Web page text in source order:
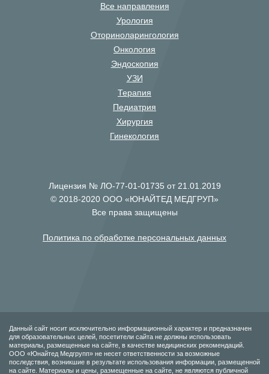
Все направления
Урология
Оториноларингология
Онкология
Эндоскопия
УЗИ
Терапия
Педиатрия
Хирургия
Гинекология
Лицензия № ЛО-77-01-01735 от 21.01.2019
© 2018-2020 ООО «ЮНАЙТЕД МЕДГРУП»
Все права защищены
Политика по обработке персональных данных
Данный сайт носит исключительно информационный характер и предназначен
для образовательных целей, посетители сайта не должны использовать
материалы, размещенные на сайте, в качестве медицинских рекомендаций.
ООО «Юнайтед Медгрупп» не несет ответственности за возможные
последствия, возникшие в результате использования информации, размещенной
на сайте. Материалы и цены, размещенные на сайте, не являются публичной